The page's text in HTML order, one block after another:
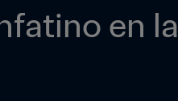
en la